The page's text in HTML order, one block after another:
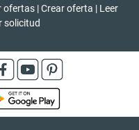
ofertas | Crear oferta | Leer
solicitud